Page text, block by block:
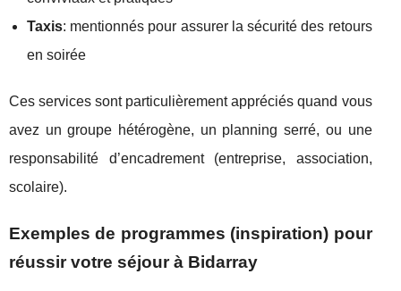
Taxis: mentionnés pour assurer la sécurité des retours
en soirée
Ces services sont particulièrement appréciés quand vous
avez un groupe hétérogène, un planning serré, ou une
responsabilité d’encadrement (entreprise, association,
scolaire).
Exemples de programmes (inspiration) pour
réussir votre séjour à Bidarray